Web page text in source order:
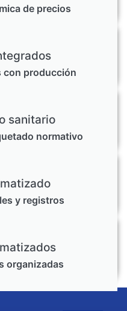
de precios
con producción
sanitario
normativo
y registros
organizadas